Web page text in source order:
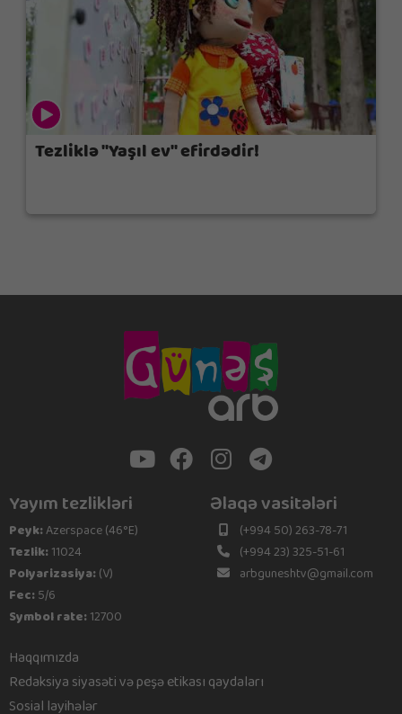
Tezliklə "Yaşıl ev" efirdədir!
Yayım tezlikləri
Peyk:Azerspace (46°E)
Tezlik:11024
Polyarizasiya:(V)
Fec:5/6
Symbol rate:12700
Əlaqə vasitələri
(+994 50) 263-78-71
(+994 23) 325-51-61
arbguneshtv@gmail.com
Haqqımızda
Redaksiya siyasəti və peşə etikası qaydaları
Sosial layihələr